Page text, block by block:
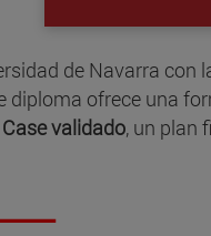
de Navarra con
diploma ofrece una
validado, un plan